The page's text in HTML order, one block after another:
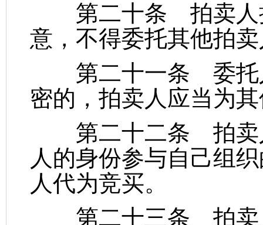
第二十条 拍卖人
意，不得委托其他拍
第二十一条 委托
密的，拍卖人应当为
第二十二条 拍卖
人的身份参与自己组
人代为竞买。
第二十三条 拍卖